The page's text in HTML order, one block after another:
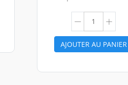
AJOUTER AU PANIER